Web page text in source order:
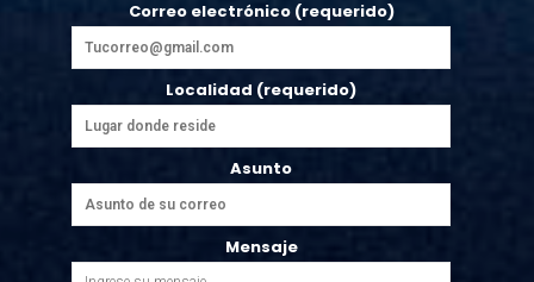
Correo electrónico (requerido)
Localidad (requerido)
Asunto
Mensaje